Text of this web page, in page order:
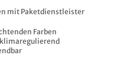
mit Paketdienstleister
Farben